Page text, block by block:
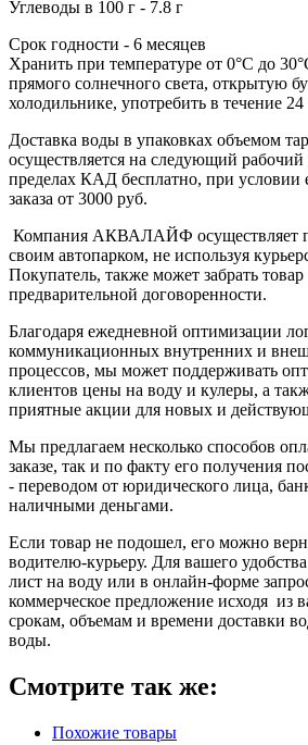
Углеводы в 100 г - 7.8 г
Срок годности - 6 месяцев
Хранить при температуре от 0°С до
прямого солнечного света, открытую
холодильнике, употребить в течение 24
Доставка воды в упаковках объемом
осуществляется на следующий рабочий
пределах КАД бесплатно, при условии
заказа от 3000 руб.
Компания АКВАЛАЙФ осуществляет
своим автопарком, не используя
Покупатель, также может забрать
предварительной договоренности.
Благодаря ежедневной оптимизации
коммуникационных внутренних и
процессов, мы может поддерживать
клиентов цены на воду и кулеры, а
приятные акции для новых и
Мы предлагаем несколько способов
заказе, так и по факту его получения
- переводом от юридического лица,
наличными деньгами.
Если товар не подошел, его можно
водителю-курьеру. Для вашего
лист на воду или в онлайн-форме
коммерческое предложение исходя из
срокам, объемам и времени доставки
воды.
Смотрите так же:
Похожие товары